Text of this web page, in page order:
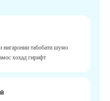
нигаронии табобати шумо
хоҳад гирифт